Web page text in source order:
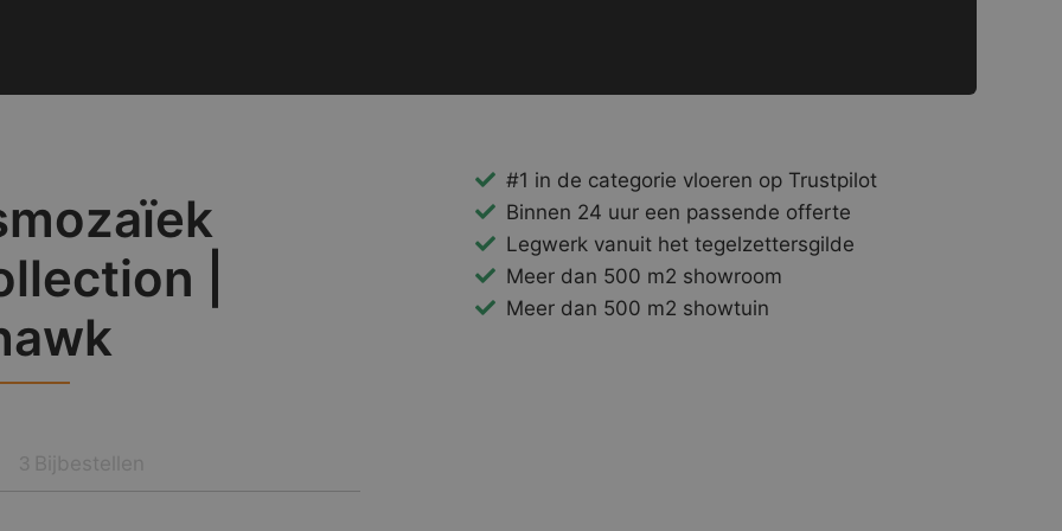
|
#1 in de categorie vloeren op Trustpilot
Binnen 24 uur een passende offerte
Legwerk vanuit het tegelzettersgilde
Meer dan 500 m2 showroom
Meer dan 500 m2 showtuin